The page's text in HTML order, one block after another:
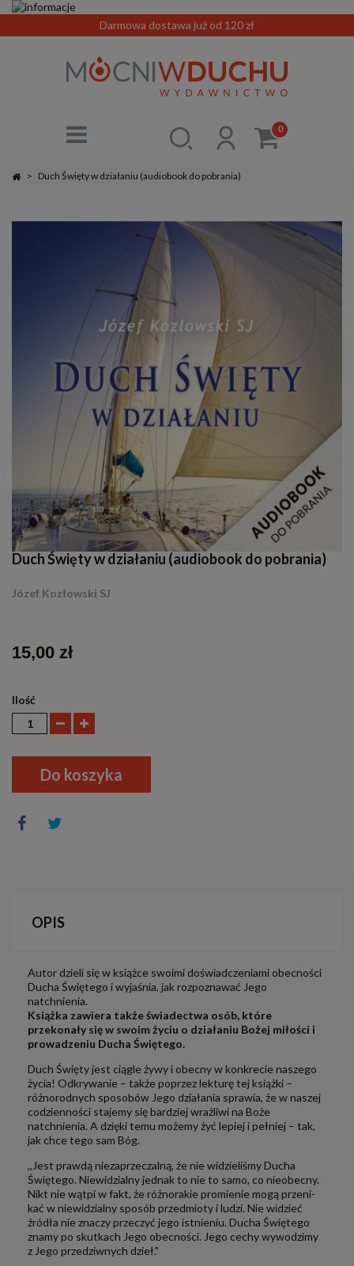
Darmowa dostawa już od 120 zł
0
> Duch Święty w działaniu (audiobook do pobrania)
Duch Święty w działaniu (audiobook do pobrania)
Józef Kozłowski SJ
15,00 zł
Ilość
Do koszyka
OPIS
Autor dzieli się w książce swoimi doświadczeniami obecności
Ducha Świętego i wyjaśnia, jak rozpoznawać Jego
natchnienia.
Książka zawiera także świadectwa osób, które
przekonały się w swoim życiu o działaniu Bożej miłości i
prowadzeniu Ducha Świętego.
Duch Święty jest ciągle żywy i obecny w konkrecie naszego
życia! Odkrywanie – także poprzez lekturę tej książki –
różnorodnych sposobów Jego działania sprawia, że w naszej
codzienności stajemy się bardziej wrażliwi na Boże
natchnienia. A dzięki temu możemy żyć lepiej i pełniej – tak,
jak chce tego sam Bóg.
,,Jest prawdą niezaprzeczalną, że nie widzieliśmy Ducha
Święte­go. Niewidzialny jednak to nie to samo, co nie­obec­ny.
Nikt nie wątpi w fakt, że różnorakie promienie mogą prze­ni­
kać w nie­wi­dzial­ny sposób przedmioty i ludzi. Nie widzieć
źródła nie zna­czy przeczyć jego istnieniu. Ducha Świętego
zna­my po skutkach Jego obecności. Jego cechy wywodzimy
z Jego przedziwnych dzieł."